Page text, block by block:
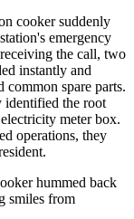
cooker suddenly
emergency
the call, two
instantly and
spare parts.
identified the root
meter box.
operations, they
hummed back
smiles from